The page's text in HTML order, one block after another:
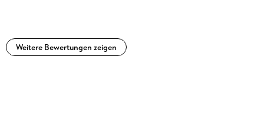
Weitere Bewertungen zeigen